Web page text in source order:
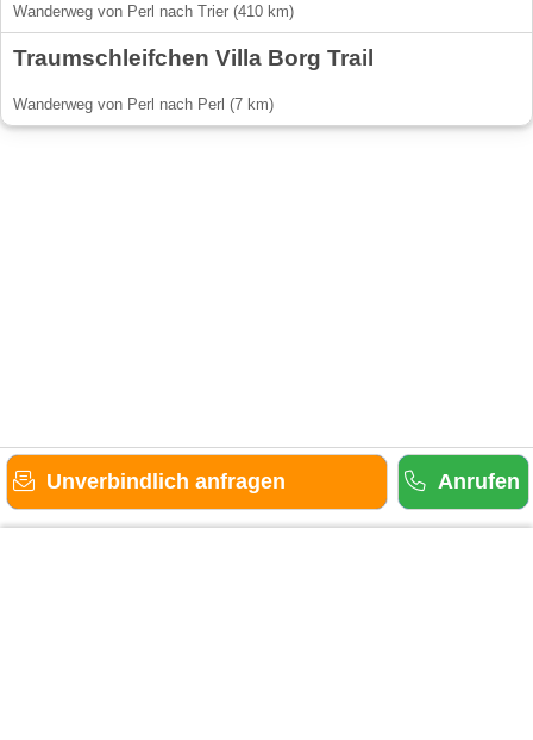
Wanderweg von Perl nach Trier (410 km)
Traumschleifchen Villa Borg Trail
Wanderweg von Perl nach Perl (7 km)
Unverbindlich anfragen Anrufen